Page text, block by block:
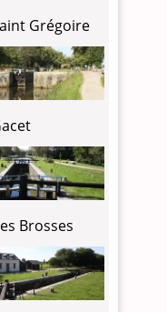
Grégoire
Brosses